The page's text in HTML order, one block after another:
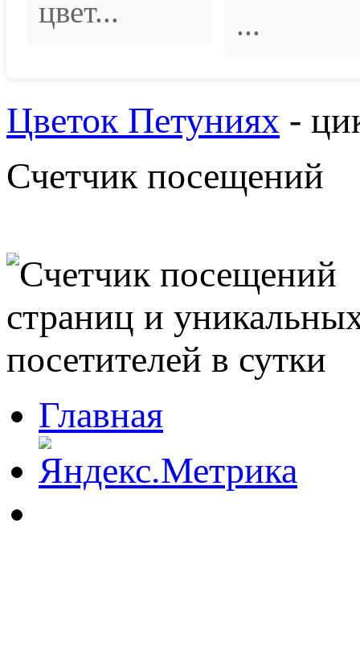
цвет...
...
Цветок Петуниях -
Счетчик посещений
Главная